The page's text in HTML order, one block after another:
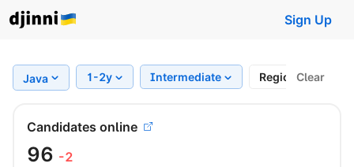
Sign Up
Java 1-2y Intermediate RegionClear
Candidates online
96 -2